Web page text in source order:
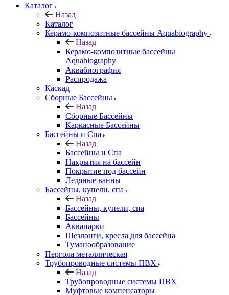
Каталог
Назад
Каталог
Керамо-композитные бассейны Aquabiography
Назад
Керамо-композитные бассейны
Aquabiography
Аквабиография
Распродажа
Каскад
Сборные Бассейны
Назад
Сборные Бассейны
Каркасные Бассейны
Бассейны и Спа
Назад
Бассейны и Спа
Накрытия на бассейн
Покрытие под бассейн
Ледяные ванны
Бассейны, купели, спа
Назад
Бассейны, купели, спа
Бассейны
Аквапарки
Шезлонги, кресла для бассейна
Туманообразование
Пергола металлическая
Трубопроводные системы ПВХ
Назад
Трубопроводные системы ПВХ
Муфтовые компенсаторы